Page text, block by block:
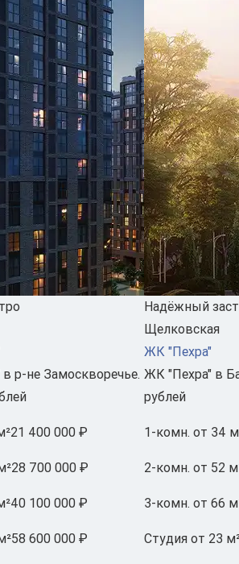
р-не Замоскворечье.
21 400 000 ₽
28 700 000 ₽
40 100 000 ₽
58 600 000 ₽
Надёжный
Щелковская
ЖК "Пехра"
ЖК "Пехра" в
рублей
1-комн. от 34
2-комн. от 52
3-комн. от 66
Студия от 23